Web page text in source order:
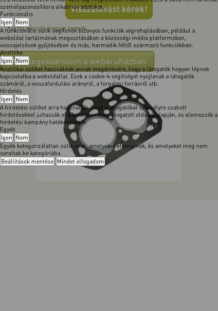
személyazonosításra alkalmas adatokat.
Funkcionális
Igen Nem
A funkcionális sütik segítenek bizonyos funkciók végrehajtásában, például a
weboldal tartalmának megosztásában a közösségi média platformokon,
visszajelzések gyűjtésében és más, harmadik féltől származó funkciókban.
Analitika
Igen Nem
Analitikai sütiket használnak annak megértésére, hogy a látogatók hogyan lépnek
kapcsolatba a weboldallal. Ezek a cookie-k segítséget nyújtanak a látogatók
számáról, a visszafordulási arányról, a forgalmi forrásról stb.
Hirdetés
Igen Nem
A hirdetési sütiket arra használják, hogy a látogatókat személyre szabott
hirdetésekkel juttassák el a korábban meglátogatott oldalak alapján, és elemezzék a
hirdetési kampány hatékonyságát.
Egyéb
Igen Nem
Egyéb kategorizálatlan sütik azok, amelyeket elemeznek, és amelyeket még nem
soroltak be kategóriába.
Beállítások mentése Mindet elfogadom
Visszahívást kérek!
Kézzel készült magyar termék.
Megvásárolom a webáruházban